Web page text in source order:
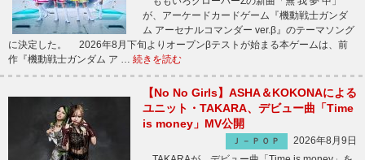
が、アーケードカードゲーム『機動戦士ガンダ
ム アーセナルコマンダー ver.β』のテーマソング
に決定した。 2026年8月下旬よりオープンβテストが始まる本ゲームは、前
作『機動戦士ガンダム ア … 続きを読む
【No No Girls】ASHA＆KOKONAによる
ユニット・TAKARA、デビュー曲「Time
is money」MV公開
Ｊ－ＰＯＰ
2026年8月9日